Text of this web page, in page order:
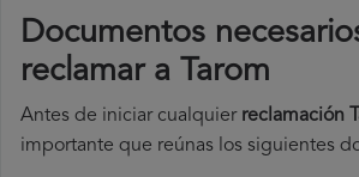
Documentos
reclamar a Tarom
Antes de iniciar cualquier reclamación
importante que reúnas los siguientes